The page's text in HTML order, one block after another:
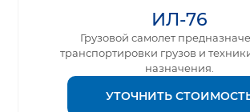
ИЛ-76
Грузовой самолет
транспортировки грузов и
назначения.
УТОЧНИТЬ